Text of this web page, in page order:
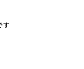
す